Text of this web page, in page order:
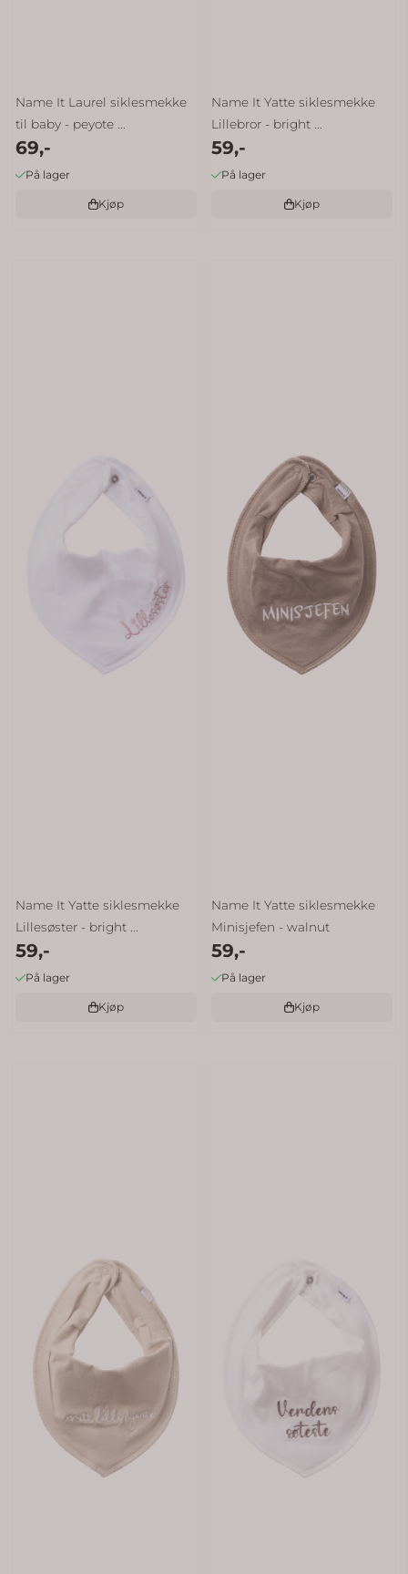
Name It Laurel siklesmekke
til baby - peyote ...
69,-
På lager
Kjøp
Name It Yatte siklesmekke
Lillebror - bright ...
59,-
På lager
Kjøp
Name It Yatte siklesmekke
Lillesøster - bright ...
59,-
På lager
Kjøp
Name It Yatte siklesmekke
Minisjefen - walnut
59,-
På lager
Kjøp